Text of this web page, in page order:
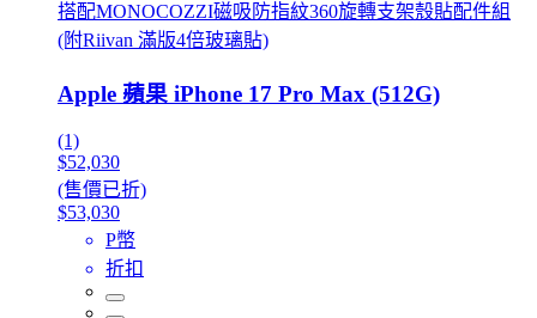
搭配MONOCOZZI磁吸防指紋360旋轉支架殼貼配件組
(附Riivan 滿版4倍玻璃貼)
Apple 蘋果 iPhone 17 Pro Max (512G)
(1)
$52,030
(售價已折)
$53,030
P幣
折扣